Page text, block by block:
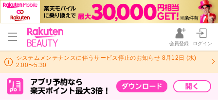
会員登録 ログイン
システムメンテナンスに伴うサービス停止のお知らせ 8月12日 (水)
2:00〜5:30